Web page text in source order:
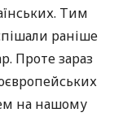
Тим
раніше
Проте зараз
на нашому